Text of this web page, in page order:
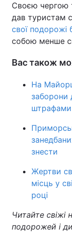
Своєю чергою
дав туристам
свої подорожі
собою менше
Вас також
На
заборони
штрафами
знести
Жертви
місць у
році
Читайте свіжі
подорожей і